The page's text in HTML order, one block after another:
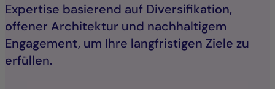
Expertise basierend auf Diversifikation,
offener Architektur und nachhaltigem
Engagement, um Ihre langfristigen Ziele zu
erfüllen.